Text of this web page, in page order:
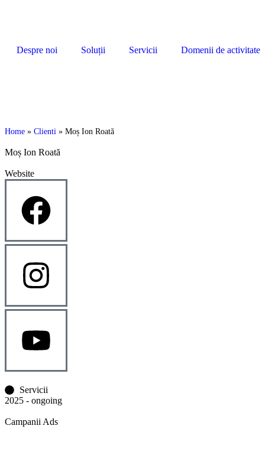
Despre noi Soluții Servicii Domenii de activitate
Home » Clienti » Moș Ion Roată
Moș Ion Roată
Website
Servicii
2025 - ongoing
Campanii Ads